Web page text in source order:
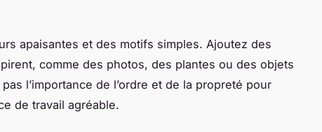
apaisantes et des motifs simples. Ajoutez des
comme des photos, des plantes ou des objets
l’importance de l’ordre et de la propreté pour
de travail agréable.